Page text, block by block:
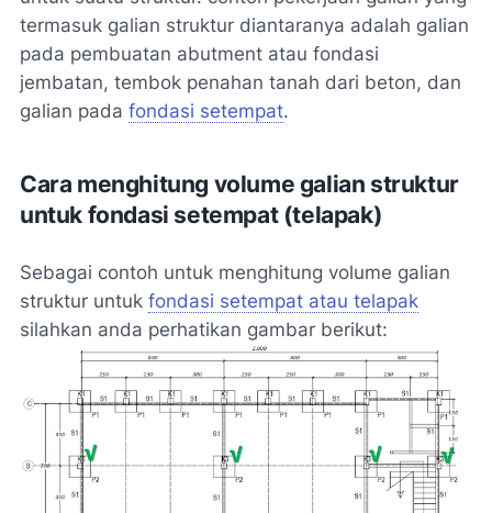
termasuk galian struktur diantaranya adalah galian
pada pembuatan abutment atau fondasi
jembatan, tembok penahan tanah dari beton, dan
galian pada fondasi setempat.
Cara menghitung volume galian struktur
untuk fondasi setempat (telapak)
Sebagai contoh untuk menghitung volume galian
struktur untuk fondasi setempat atau telapak
silahkan anda perhatikan gambar berikut: